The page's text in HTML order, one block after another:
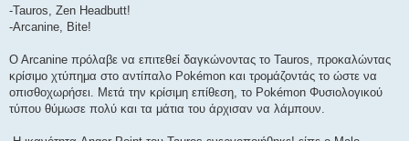
-Tauros, Zen Headbutt!
-Arcanine, Bite!
O Arcanine πρόλαβε να επιτεθεί δαγκώνοντας το Tauros, προκαλώντας
κρίσιμο χτύπημα στο αντίπαλο Pokémon και τρομάζοντάς το ώστε να
οπισθοχωρήσει. Μετά την κρίσιμη επίθεση, το Pokémon Φυσιολογικού
τύπου θύμωσε πολύ και τα μάτια του άρχισαν να λάμπουν.